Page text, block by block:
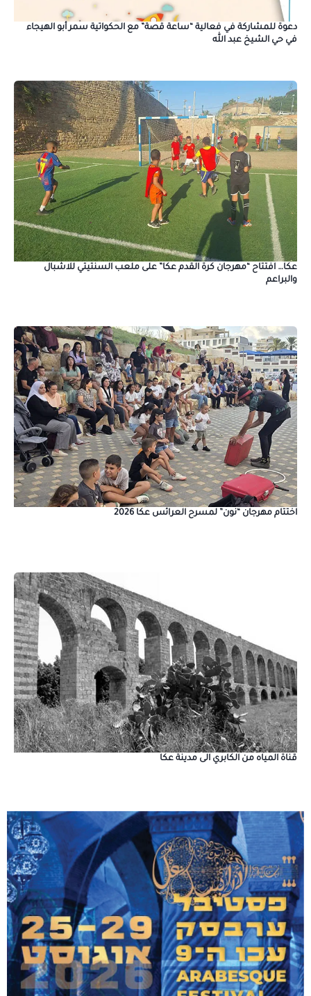
دعوة للمشاركة في فعالية “ساعة قصة” مع الحكواتية سمر أبو الهيجاء
في حي الشيخ عبد الله
عكا… افتتاح “مهرجان كرة القدم عكا” على ملعب السنتيتي للاشبال
والبراعم
اختتام مهرجان “نون” لمسرح العرائس عكا 2026
قناة المياه من الكابري الى مدينة عكا